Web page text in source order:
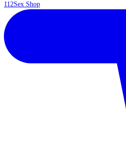
112Sex Shop